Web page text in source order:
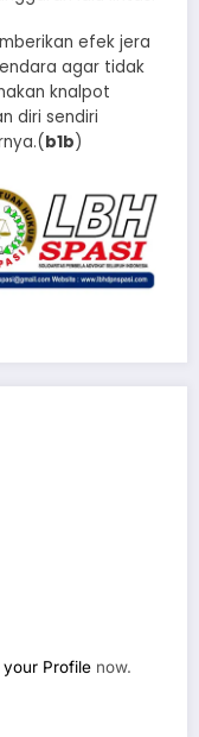
efek jera
agar tidak
knalpot
diri sendiri
b1b)
your Profile now.